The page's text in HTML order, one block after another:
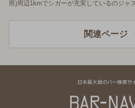
県)周辺1kmでシガーが充実しているのジャ
関連ページ